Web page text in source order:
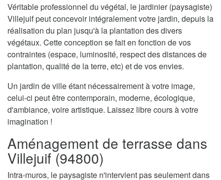
Véritable professionnel du végétal, le jardinier (paysagiste)
Villejuif peut concevoir intégralement votre jardin, depuis la
réalisation du plan jusqu'à la plantation des divers
végétaux. Cette conception se fait en fonction de vos
contraintes (espace, luminosité, respect des distances de
plantation, qualité de la terre, etc) et de vos envies.
Un jardin de ville étant nécessairement à votre image,
celui-ci peut être contemporain, moderne, écologique,
d'ambiance, voire artistique. Laissez libre cours à votre
imagination !
Aménagement de terrasse dans
Villejuif (94800)
Intra-muros, le paysagiste n'intervient pas seulement dans